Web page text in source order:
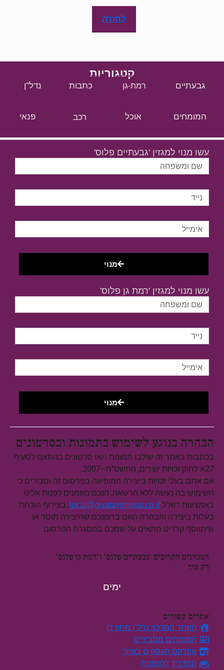
לחזרה
קטגוריות
גבעתיים רמת-גן כתבות נדל"ן
המומחים אוכל רכב פנאי
עשו מנוי למגזין 'גבעתיים פלוס'
מנוי
עשו מנוי למגזין 'רמת גן פלוס'
מנוי
הבהרה בנוגע לשימוש בתמונות ובסרטונים
בכתבות באתר זה שולבו תמונות ו/או סרטונים בהתאם לסעיף
27א לחוק זכויות יוצרים, התשס"ח–2007.
אם אתם בעלי זכויות ביצירה המופיעה בפרסום זה וסבורים כי
השימוש בה נעשה ללא הרשאה, הנכם מוזמנים לפנות אלינו
באמצעות דוא"ל local@givatayimplus.co.il , בצירוף הוכחת
בעלות ביצירה והבהרה האם ברצונכם שהיצירה תוסר או
שיתווסף קרדיט מתאים על שמכם במסגרת הפרסום
המגזינים הקרובים 'גבעתיים פלוס' ו'רמת גן פלוס'
רק עוד
ימים
אתרים קשורים
האתר המרכזי נדל"ן מחוז דן
המומחים מסבירים
אינדקס העסקים באזור
המדריך להזמנות